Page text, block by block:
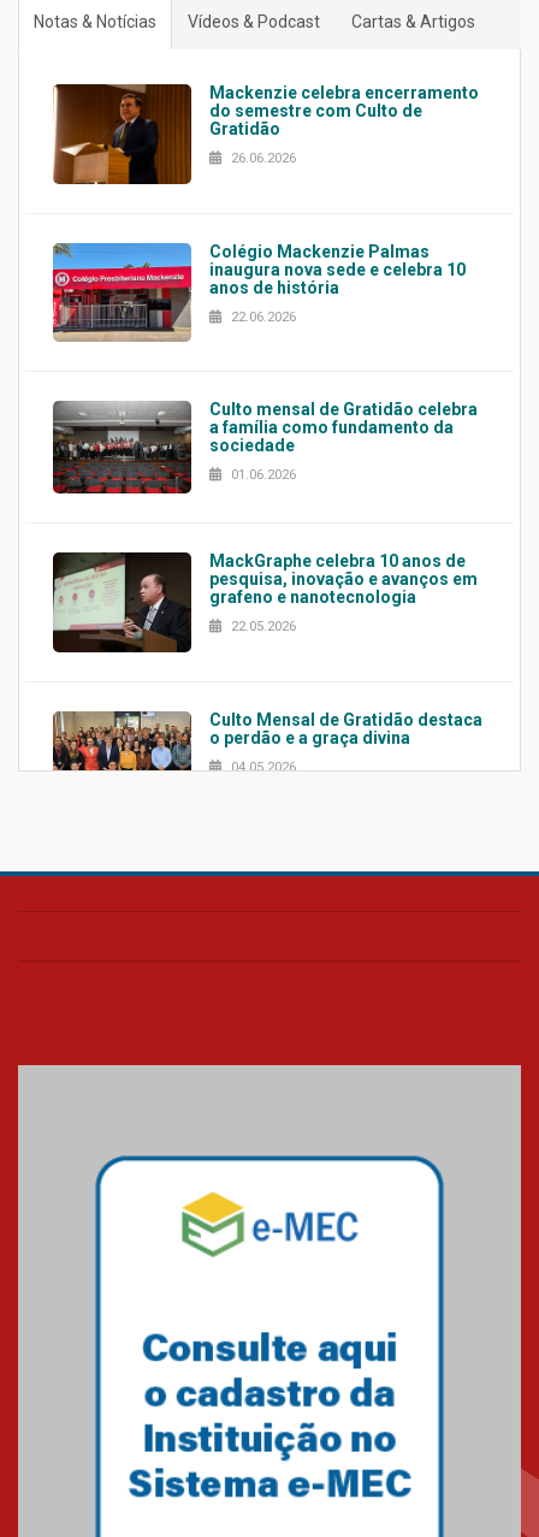
Notas & Notícias Vídeos & Podcast Cartas & Artigos
Mackenzie celebra encerramento
do semestre com Culto de
Gratidão
26.06.2026
Colégio Mackenzie Palmas
inaugura nova sede e celebra 10
anos de história
22.06.2026
Culto mensal de Gratidão celebra
a família como fundamento da
sociedade
01.06.2026
MackGraphe celebra 10 anos de
pesquisa, inovação e avanços em
grafeno e nanotecnologia
22.05.2026
Culto Mensal de Gratidão destaca
o perdão e a graça divina
04.05.2026
Confira como foi o culto mensal
Mackenzie mobiliza campanha
solidária para apoiar famílias em
Minas Gerais
Primeiro culto do ano ressalta o
27.02.2026